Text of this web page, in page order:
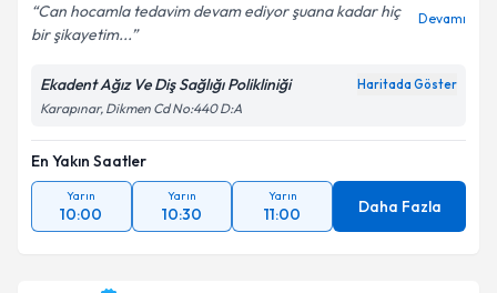
Can hocamla tedavim devam ediyor şuana kadar hiç
bir şikayetim...
Devamı
Ekadent Ağız Ve Diş Sağlığı Polikliniği Haritada Göster
Karapınar, Dikmen Cd No:440 D:A
En Yakın Saatler
Yarın
10:00
Yarın
10:30
Yarın
11:00 Daha Fazla